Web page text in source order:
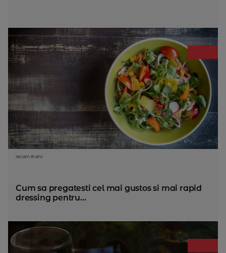
acum 8 ani
Cum sa pregatesti cel mai gustos si mai rapid
dressing pentru...